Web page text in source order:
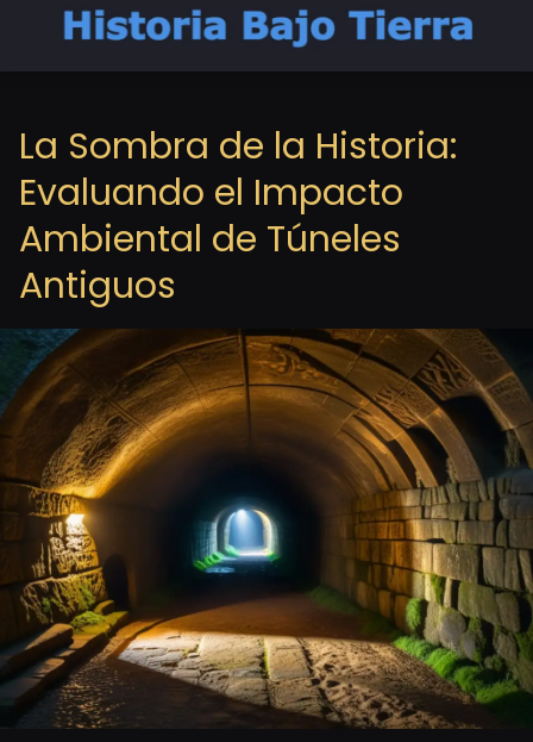
La Sombra de la Historia:
Evaluando el Impacto
Ambiental de Túneles
Antiguos